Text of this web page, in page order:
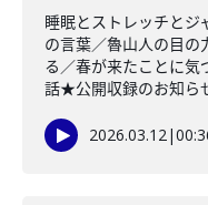
睡眠とストレッチとジ
の言葉／魯山人の目の
る／春が来たことに気
話★公開収録のお知ら
2026.03.12|